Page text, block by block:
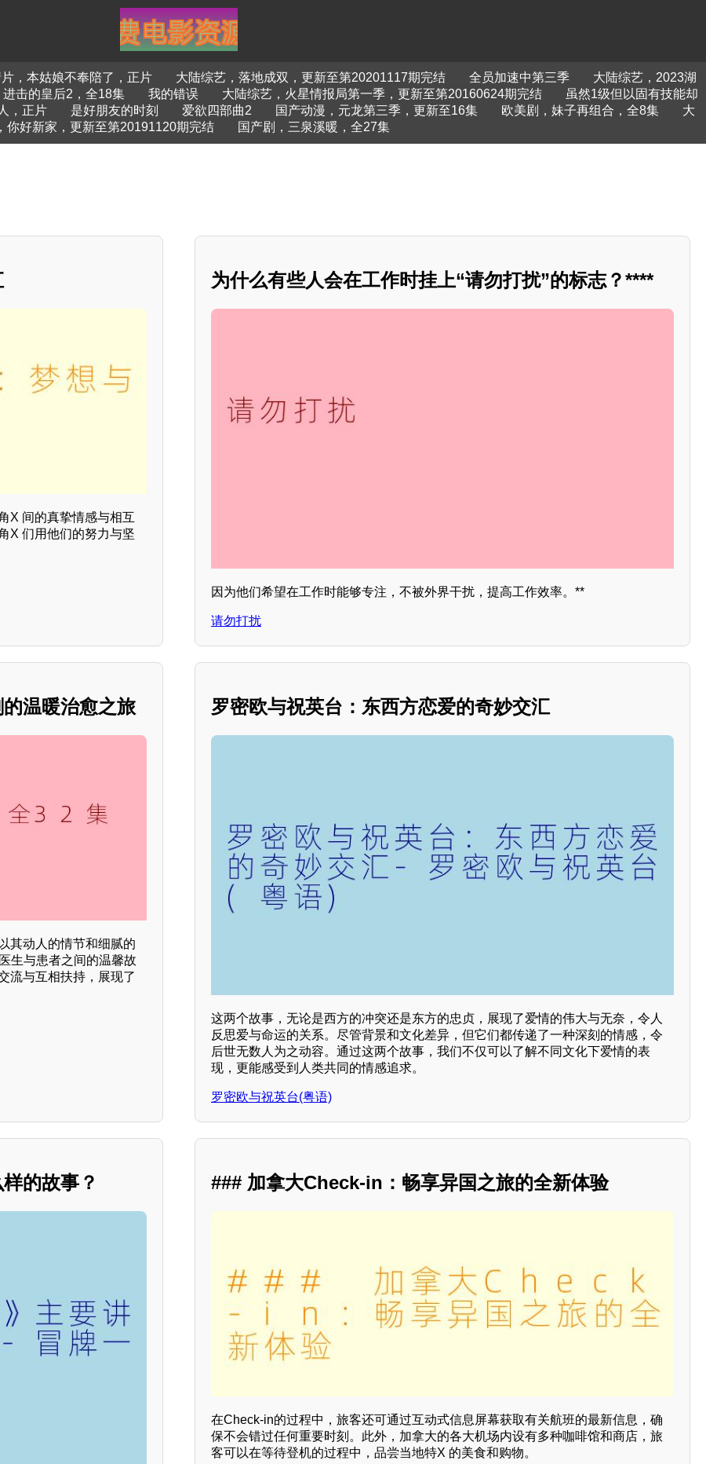
，本姑娘不奉陪了，正片 大陆综艺，落地成双，更新至第20201117期完结 全员加速中第三季
大陆综艺，2023湖
进击的皇后2，全18集 我的错误 大陆综艺，火星情报局第一季，更新至第20160624期完结
虽然1级但以固有技能却
，正片 是好朋友的时刻 爱欲四部曲2 国产动漫，元龙第三季，更新至16集 欧美剧，妹子再组合，全8集
大
你好新家，更新至第20191120期完结
国产剧，三泉溪暖，全27集
X 间的真挚情感与相互
X 们用他们的努力与坚
为什么有些人会在工作时挂上“请勿打扰”的标志？****
因为他们希望在工作时能够专注，不被外界干扰，提高工作效率。**
请勿打扰
温暖治愈之旅
其动人的情节和细腻的
生与患者之间的温馨故
流与互相扶持，展现了
罗密欧与祝英台：东西方恋爱的奇妙交汇
这两个故事，无论是西方的冲突还是东方的忠贞，展现了爱情的伟大与无奈，令人
反思爱与命运的关系。尽管背景和文化差异，但它们都传递了一种深刻的情感，令
后世无数人为之动容。通过这两个故事，我们不仅可以了解不同文化下爱情的表
现，更能感受到人类共同的情感追求。
罗密欧与祝英台(粤语)
的故事？ ### 加拿大Check-in：畅享异国之旅的全新体验
在Check-in的过程中，旅客还可通过互动式信息屏幕获取有关航班的最新信息，确
保不会错过任何重要时刻。此外，加拿大的各大机场内设有多种咖啡馆和商店，旅
客可以在等待登机的过程中，品尝当地特X 的美食和购物。